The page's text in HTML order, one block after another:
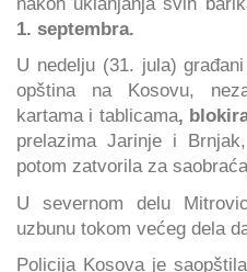
1. septembra.
U nedelju (31. jula)
opština na Kosovu,
kartama i tablicama,
prelazima Jarinje i
potom zatvorila za
U severnom delu
uzbunu tokom većeg dela
Policija Kosova je